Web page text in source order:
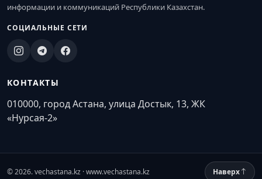
информации и коммуникаций Республики Казахстан.
СОЦИАЛЬНЫЕ СЕТИ
КОНТАКТЫ
010000, город Астана, улица Достык, 13, ЖК
«Нурсая-2»
© 2026. vechastana.kz · www.vechastana.kz Наверх